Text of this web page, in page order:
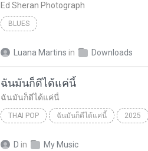
Ed Sheran Photograph
BLUES
Luana Martins in Downloads
ฉันมันก็ดีได้แค่นี้
ฉันมันก็ดีได้แค่นี้
THAI POP ฉันมันก็ดีได้แค่นี้ 2025
D in My Music